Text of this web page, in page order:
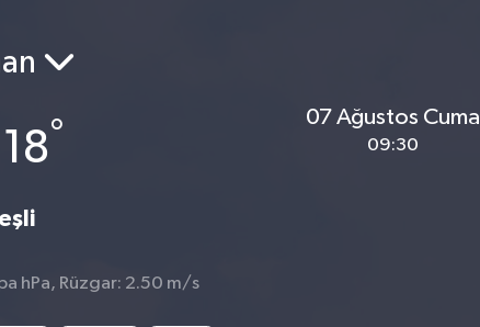
18°
07 Ağustos Cuma
09:30
hPa, Rüzgar: 2.50 m/s